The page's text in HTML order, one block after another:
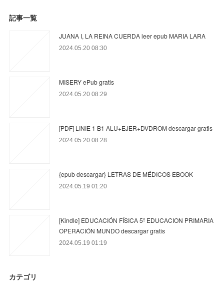
記事一覧
JUANA I, LA REINA CUERDA leer epub MARIA LARA
2024.05.20 08:30
MISERY ePub gratis
2024.05.20 08:29
[PDF] LINIE 1 B1 ALU+EJER+DVDROM descargar gratis
2024.05.20 08:28
{epub descargar} LETRAS DE MÉDICOS EBOOK
2024.05.19 01:20
[Kindle] EDUCACIÓN FÍSICA 5º EDUCACION PRIMARIA
OPERACIÓN MUNDO descargar gratis
2024.05.19 01:19
カテゴリ